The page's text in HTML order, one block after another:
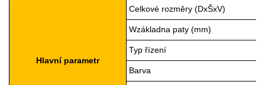
Hlavní parametr
Celkové rozměry (DxŠxV)
Wzákladna paty (mm)
Typ řízení
Barva